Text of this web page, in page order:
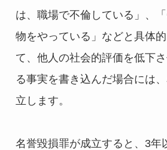
は、職場で不倫している」、
物をやっている」などと具体
て、他人の社会的評価を低下
る事実を書き込んだ場合には
立します。
名誉毀損罪が成立すると、3年